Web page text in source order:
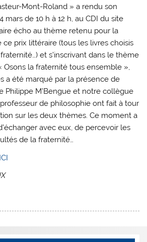
Mont-Roland » a rendu son
mars de 10 h à 12 h, au CDI du site
écho au thème retenu pour la
prix littéraire (tous les livres choisis
et s’inscrivant dans le thème
Osons la fraternité tous ensemble »,
a été marqué par la présence de
Philippe M’Bengue et notre collègue
de philosophie ont fait à tour
sur les deux thèmes. Ce moment a
avec eux, de percevoir les
de la fraternité…